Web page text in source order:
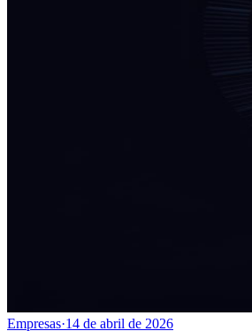
Empresas·14 de abril de 2026